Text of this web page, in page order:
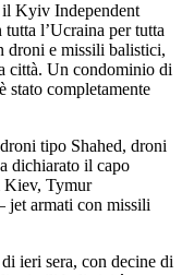
il Kyiv Independent
l’Ucraina per tutta
droni e missili balistici,
città. Un condominio di
stato completamente
tipo Shahed, droni
dichiarato il capo
Kiev, Tymur
jet armati con missili
ieri sera, con decine di